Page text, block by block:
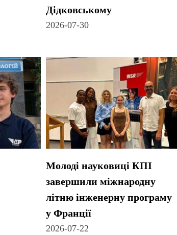
Дідковському
2026-07-30
Молоді науковиці КПІ
завершили міжнародну
літню інженерну програму
у Франції
2026-07-22